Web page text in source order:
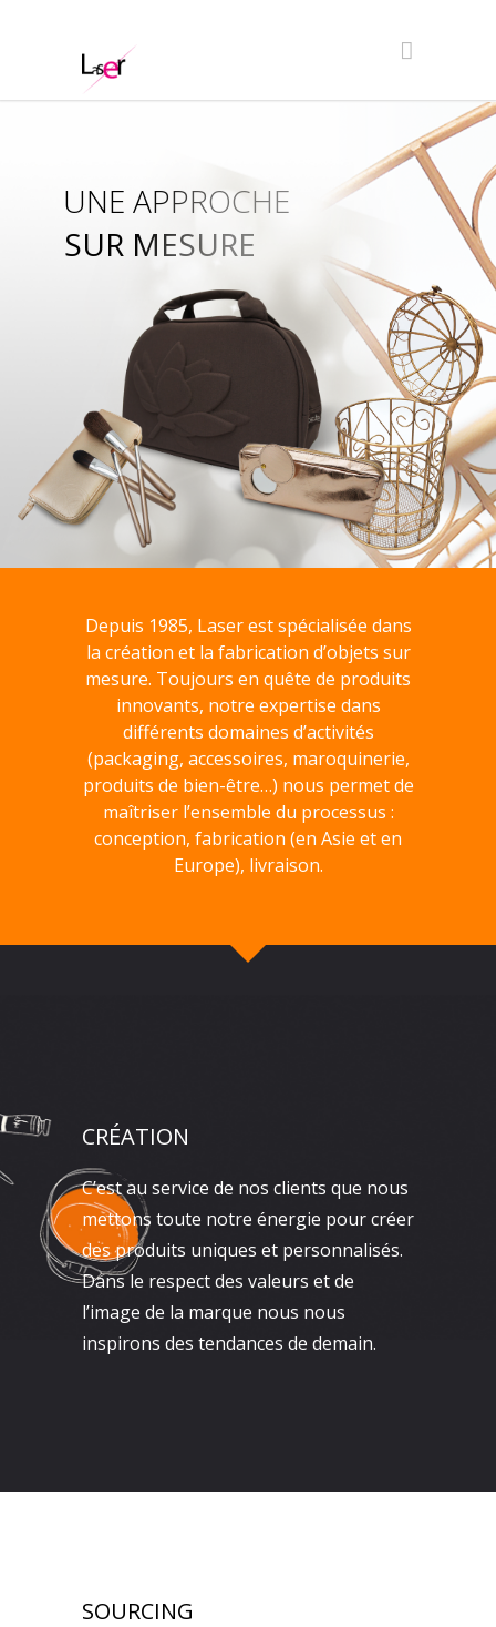
SUR MESURE
UNE APPROCHE
Depuis 1985, Laser est spécialisée dans
la création et la fabrication d’objets sur
mesure. Toujours en quête de produits
innovants, notre expertise dans
différents domaines d’activités
(packaging, accessoires, maroquinerie,
produits de bien-être…) nous permet de
maîtriser l’ensemble du processus :
conception, fabrication (en Asie et en
Europe), livraison.
CRÉATION
C’est au service de nos clients que nous
mettons toute notre énergie pour créer
des produits uniques et personnalisés.
Dans le respect des valeurs et de
l’image de la marque nous nous
inspirons des tendances de demain.
SOURCING